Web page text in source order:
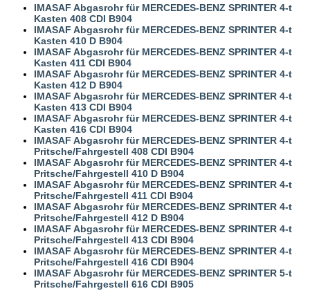
IMASAF Abgasrohr für MERCEDES-BENZ SPRINTER 4-t
Kasten 408 CDI B904
IMASAF Abgasrohr für MERCEDES-BENZ SPRINTER 4-t
Kasten 410 D B904
IMASAF Abgasrohr für MERCEDES-BENZ SPRINTER 4-t
Kasten 411 CDI B904
IMASAF Abgasrohr für MERCEDES-BENZ SPRINTER 4-t
Kasten 412 D B904
IMASAF Abgasrohr für MERCEDES-BENZ SPRINTER 4-t
Kasten 413 CDI B904
IMASAF Abgasrohr für MERCEDES-BENZ SPRINTER 4-t
Kasten 416 CDI B904
IMASAF Abgasrohr für MERCEDES-BENZ SPRINTER 4-t
Pritsche/Fahrgestell 408 CDI B904
IMASAF Abgasrohr für MERCEDES-BENZ SPRINTER 4-t
Pritsche/Fahrgestell 410 D B904
IMASAF Abgasrohr für MERCEDES-BENZ SPRINTER 4-t
Pritsche/Fahrgestell 411 CDI B904
IMASAF Abgasrohr für MERCEDES-BENZ SPRINTER 4-t
Pritsche/Fahrgestell 412 D B904
IMASAF Abgasrohr für MERCEDES-BENZ SPRINTER 4-t
Pritsche/Fahrgestell 413 CDI B904
IMASAF Abgasrohr für MERCEDES-BENZ SPRINTER 4-t
Pritsche/Fahrgestell 416 CDI B904
IMASAF Abgasrohr für MERCEDES-BENZ SPRINTER 5-t
Pritsche/Fahrgestell 616 CDI B905